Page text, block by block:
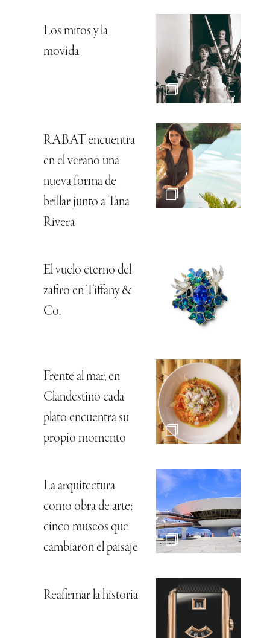
Los mitos y la
movida
RABAT encuentra
en el verano una
nueva forma de
brillar junto a Tana
Rivera
El vuelo eterno del
zafiro en Tiffany &
Co.
Frente al mar, en
Clandestino cada
plato encuentra su
propio momento
La arquitectura
como obra de arte:
cinco museos que
cambiaron el paisaje
Reafirmar la historia